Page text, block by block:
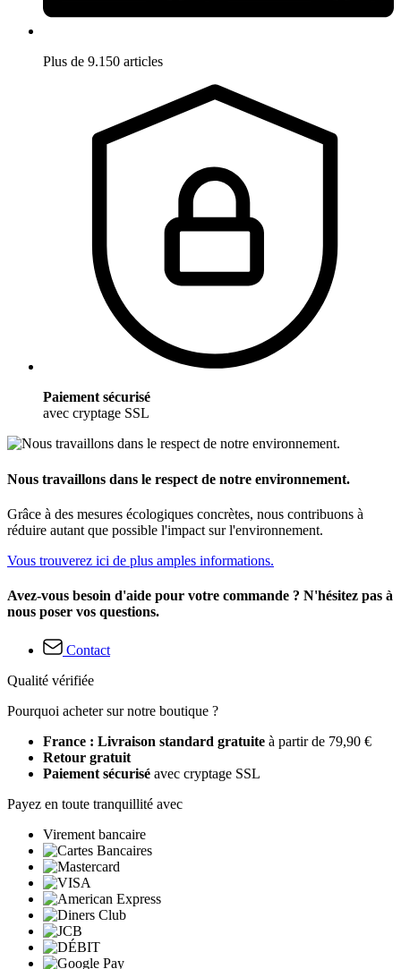
Plus de 9.150 articles
Paiement sécurisé
avec cryptage SSL
Nous travaillons dans le respect de notre environnement.
Grâce à des mesures écologiques concrètes, nous contribuons à
réduire autant que possible l'impact sur l'environnement.
Vous trouverez ici de plus amples informations.
Avez-vous besoin d'aide pour votre commande ? N'hésitez pas à
nous poser vos questions.
Contact
Qualité vérifiée
Pourquoi acheter sur notre boutique ?
France : Livraison standard gratuite à partir de 79,90 €
Retour gratuit
Paiement sécurisé avec cryptage SSL
Payez en toute tranquillité avec
Virement bancaire